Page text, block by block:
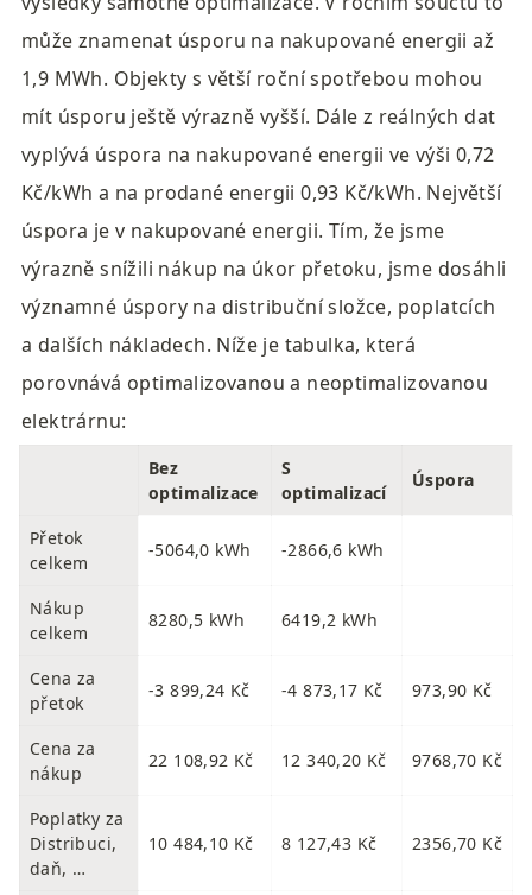
může znamenat úsporu na nakupované energii až
1,9 MWh. Objekty s větší roční spotřebou mohou
mít úsporu ještě výrazně vyšší. Dále z reálných dat
vyplývá úspora na nakupované energii ve výši 0,72
Kč/kWh a na prodané energii 0,93 Kč/kWh. Největší
úspora je v nakupované energii. Tím, že jsme
výrazně snížili nákup na úkor přetoku, jsme dosáhli
významné úspory na distribuční složce, poplatcích
a dalších nákladech. Níže je tabulka, která
porovnává optimalizovanou a neoptimalizovanou
elektrárnu:
Bez
optimalizace
S
optimalizací
Úspora
Přetok
celkem
-5064,0 kWh -2866,6 kWh
Nákup
celkem
8280,5 kWh 6419,2 kWh
Cena za
přetok
-3 899,24 Kč -4 873,17 Kč 973,90 Kč
Cena za
nákup
22 108,92 Kč 12 340,20 Kč 9768,70 Kč
Poplatky za
Distribuci,
daň, …
10 484,10 Kč 8 127,43 Kč 2356,70 Kč